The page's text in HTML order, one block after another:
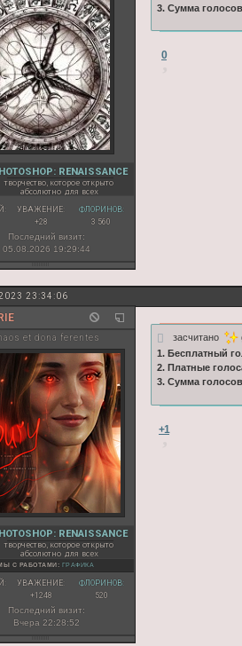
RENAISSANCE
творчество, которое открыто
абсолютно для всех
УВАЖЕНИЕ:
+28
ФЛОРИНОВ:
3 560
Последний визит:
05.08.2026 19:29:44
3. Сумма
0
23:34:06
et dona ferentes
RENAISSANCE
творчество, которое открыто
абсолютно для всех
С РАБОТАМИ: ГРАФИКА
УВАЖЕНИЕ:
+1248
ФЛОРИНОВ:
520
Последний визит:
Вчера 22:28:52
засчитано
1. Бесплатный
2. Платные
3. Сумма
+1